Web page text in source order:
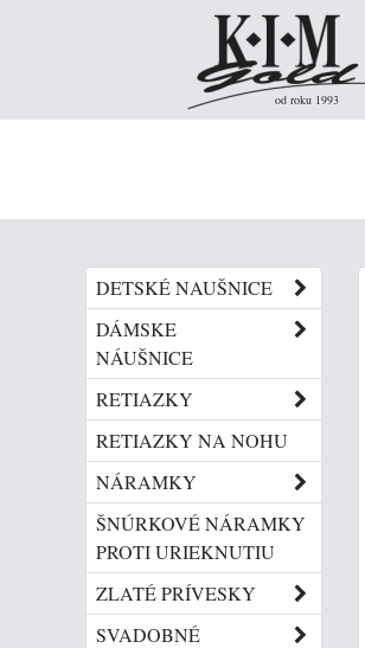
od roku 1993
DETSKÉ NAUŠNICE
DÁMSKE
NÁUŠNICE
RETIAZKY
RETIAZKY NA NOHU
NÁRAMKY
ŠNÚRKOVÉ NÁRAMKY
PROTI URIEKNUTIU
ZLATÉ PRÍVESKY
SVADOBNÉ